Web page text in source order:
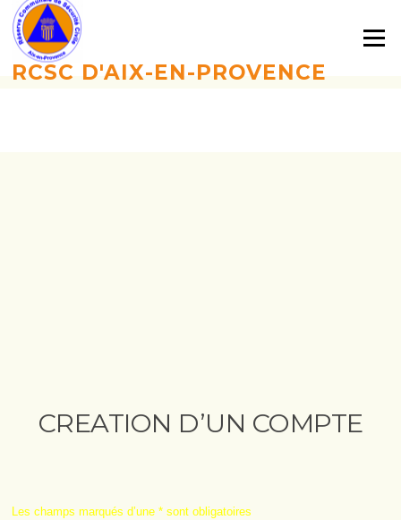
Aller
contenu
RCSC D'AIX-EN-PROVENCE
Menu
CREATION D’UN COMPTE
Les champs marqués d’une * sont obligatoires